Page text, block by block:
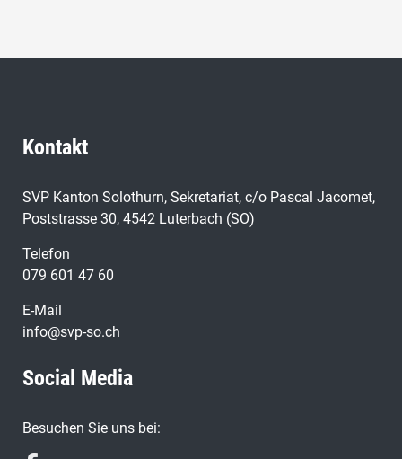
Kontakt
SVP Kanton Solothurn, Sekretariat, c/o Pascal Jacomet,
Poststrasse 30, 4542 Luterbach (SO)
Telefon
079 601 47 60
E-Mail
info@svp-so.ch
Social Media
Besuchen Sie uns bei: